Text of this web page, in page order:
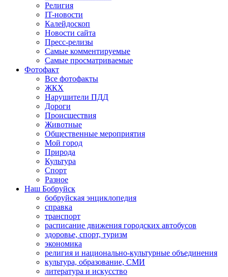
Религия
IT-новости
Калейдоскоп
Новости сайта
Пресс-релизы
Самые комментируемые
Самые просматриваемые
Фотофакт
Все фотофакты
ЖКХ
Нарушители ПДД
Дороги
Происшествия
Животные
Общественные мероприятия
Мой город
Природа
Культура
Спорт
Разное
Наш Бобруйск
бобруйская энциклопедия
справка
транспорт
расписание движения городских автобусов
здоровье, спорт, туризм
экономика
религия и национально-культурные объединения
культура, образование, СМИ
литература и искусство